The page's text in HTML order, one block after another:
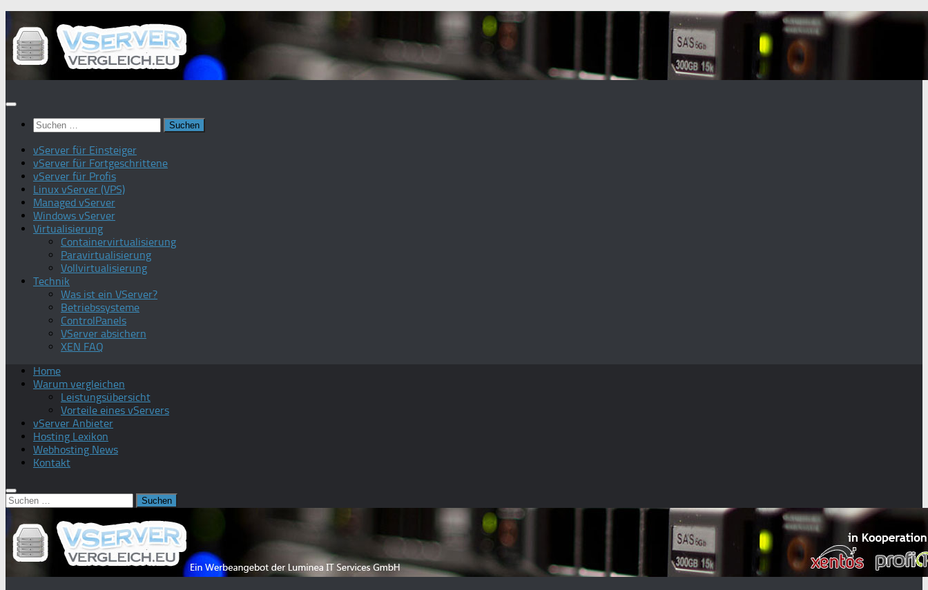
Inhalt
springen
Suchen
nach:
vServer für Einsteiger
vServer für Fortgeschrittene
vServer für Profis
Linux vServer (VPS)
Managed vServer
Windows vServer
Virtualisierung
Containervirtualisierung
Paravirtualisierung
Vollvirtualisierung
Technik
Was ist ein VServer?
Betriebssysteme
ControlPanels
VServer absichern
XEN FAQ
Home
Warum vergleichen
Leistungsübersicht
Vorteile eines vServers
vServer Anbieter
Hosting Lexikon
Webhosting News
Kontakt
Suchen
nach: